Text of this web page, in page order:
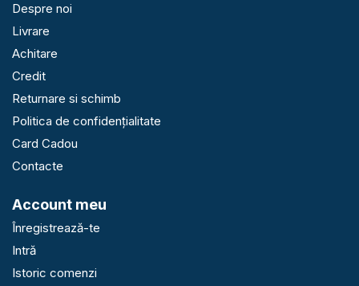
Despre noi
Livrare
Achitare
Credit
Returnare si schimb
Politica de confidențialitate
Card Cadou
Contacte
Account meu
Înregistrează-te
Intră
Istoric comenzi